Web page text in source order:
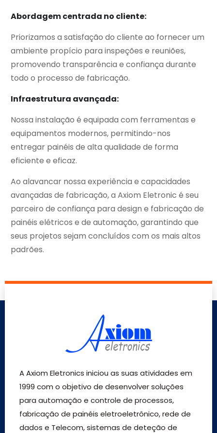
Abordagem centrada no cliente:
Priorizamos a satisfação do cliente ao fornecer um
ambiente propício para inspeções e reuniões,
promovendo transparência e confiança durante
todo o processo de fabricação.
Infraestrutura avançada:
Nossa instalação é equipada com ferramentas e
equipamentos modernos, permitindo-nos
entregar painéis de alta qualidade de forma
eficiente e eficaz.
Ao alavancar nossa experiência e capacidades
avançadas de fabricação, a Axiom Eletronic é seu
parceiro de confiança para design e fabricação de
painéis elétricos e de automação, garantindo que
seus projetos sejam concluídos com os mais altos
padrões.
A Axiom Eletronics iniciou as suas atividades em
1999 com o objetivo de desenvolver soluções
para automação e controle de processos,
fabricação de painéis eletroeletrônico, rede de
dados e Telecom, sistemas de deteção de